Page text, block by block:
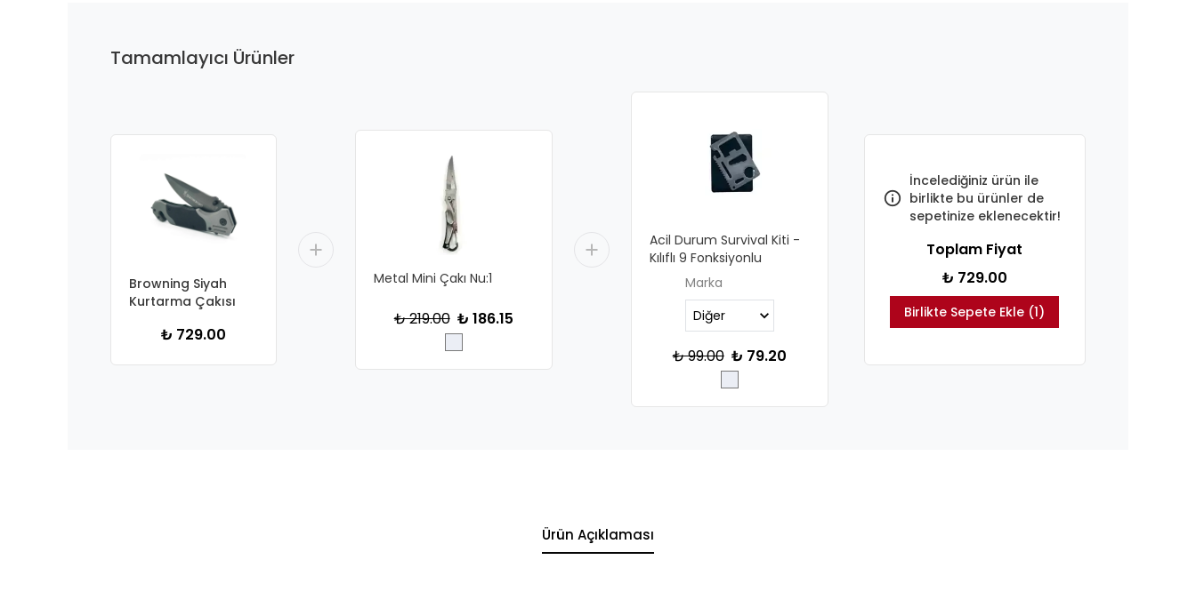
Tamamlayıcı Ürünler
Browning Siyah
Kurtarma Çakısı
₺ 729.00
Metal Mini Çakı Nu:1
₺ 219.00 ₺ 186.15
Acil Durum Survival Kiti -
Kılıflı 9 Fonksiyonlu
Marka
₺ 99.00 ₺ 79.20
İncelediğiniz ürün ile
birlikte bu ürünler de
sepetinize eklenecektir!
Toplam Fiyat
₺ 729.00
Birlikte Sepete Ekle (1)
Ürün Açıklaması